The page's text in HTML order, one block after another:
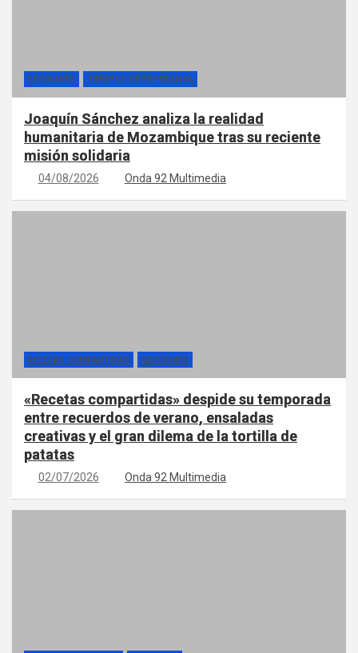
SECCIONES TIEMPOS DE ESPERANZA
Joaquín Sánchez analiza la realidad
humanitaria de Mozambique tras su reciente
misión solidaria
04/08/2026 Onda 92 Multimedia
RECETAS COMPARTIDAS SECCIONES
«Recetas compartidas» despide su temporada
entre recuerdos de verano, ensaladas
creativas y el gran dilema de la tortilla de
patatas
02/07/2026 Onda 92 Multimedia